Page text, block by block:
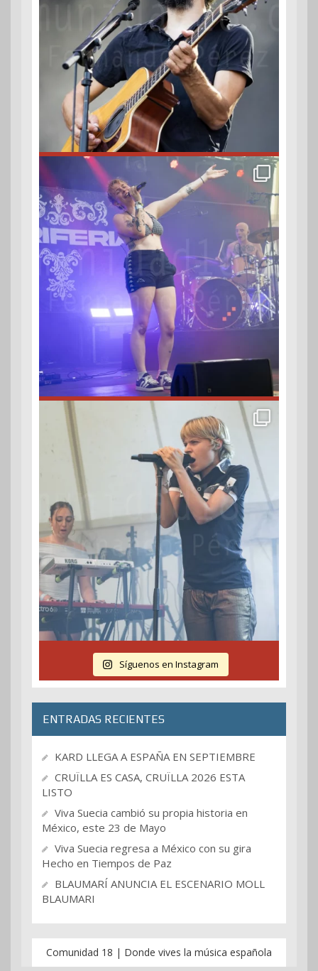
Síguenos en Instagram
ENTRADAS RECIENTES
KARD LLEGA A ESPAÑA EN SEPTIEMBRE
CRUÏLLA ES CASA, CRUÏLLA 2026 ESTA
LISTO
Viva Suecia cambió su propia historia en
México, este 23 de Mayo
Viva Suecia regresa a México con su gira
Hecho en Tiempos de Paz
BLAUMARÍ ANUNCIA EL ESCENARIO MOLL
BLAUMARI
Comunidad 18 | Donde vives la música española